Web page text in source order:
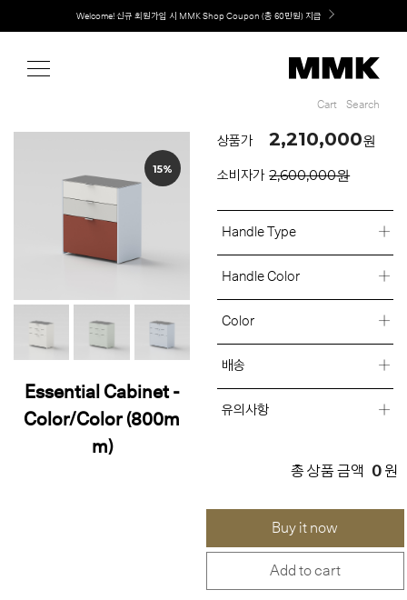
MMK의 새로운 키친 디자인, EXTRUDE 익스트루드 라인 출시
Cart Search
Essential Cabinet -
Color/Color (800m
m)
15%
상품가 2,210,000원
소비자가 2,600,000원
Handle Type
Handle Color
Color
배송
유의사항
총 상품 금액 0 원
Buy it now
Add to cart